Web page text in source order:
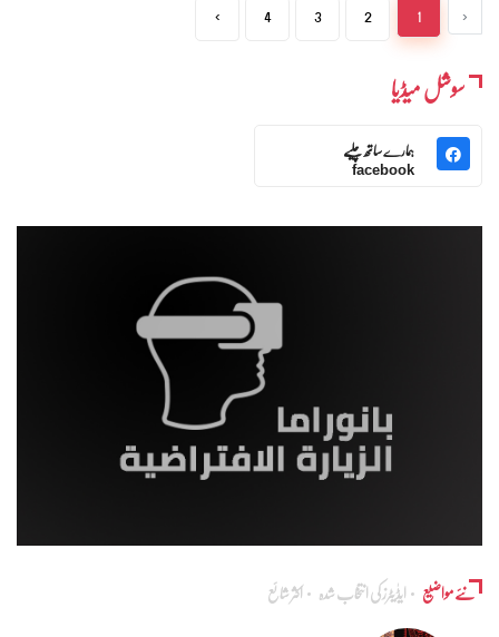
‹
1
2
3
4
›
سوشل میڈیا
ہمارے ساتھ چلیے
facebook
نئے مواضیع ایڈٰیٹرز کی انتخاب شدہ اکثر شائع